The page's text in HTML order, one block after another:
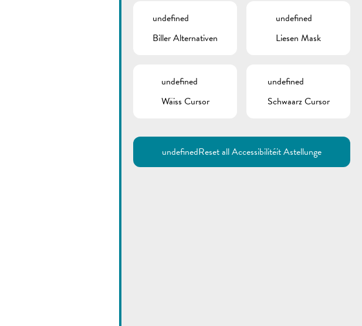
undefined
Biller Alternativen
undefined
Liesen Mask
undefined
Wäiss Cursor
undefined
Schwaarz Cursor
undefinedReset all Accessibilitéit Astellunge